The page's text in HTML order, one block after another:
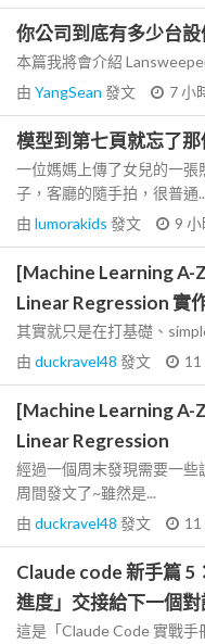
你公司到底有多少台
本篇我將會介紹
由 YangSean 發文 7 小
模型到第七頁就忘了
一位媽媽上傳了女兒的一張
子，客廳的隨手拍，很普通
由 lumorakids 發文 9
[Machine Learning A-
Linear Regression 實
其實就只是在打基礎、
由 duckravel48 發文 11
[Machine Learning A-
Linear Regression
經過一個周末發現需要一
周間發文了~雖然是...
由 duckravel48 發文 11
Claude code 新手篇
進度」交接給下一個對
這是「Claude Code 實戰手